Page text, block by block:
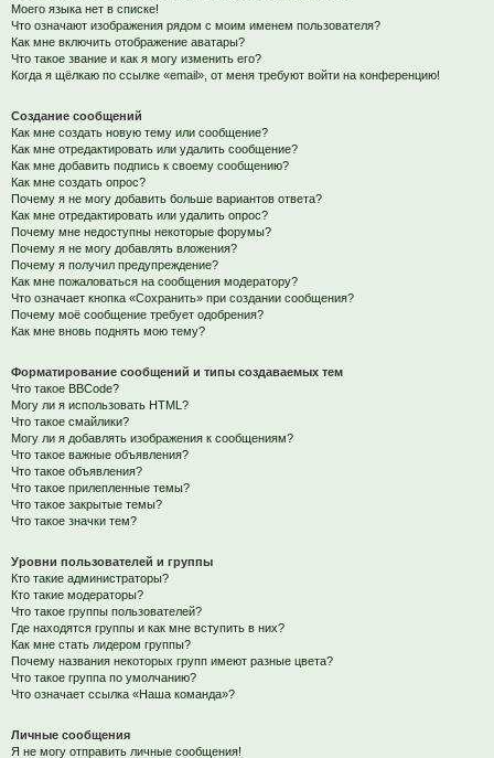
Моего языка нет в списке!
Что означают изображения рядом с моим именем пользователя?
Как мне включить отображение аватары?
Что такое звание и как я могу изменить его?
Когда я щёлкаю по ссылке «email», от меня требуют войти на конференцию!
Создание сообщений
Как мне создать новую тему или сообщение?
Как мне отредактировать или удалить сообщение?
Как мне добавить подпись к своему сообщению?
Как мне создать опрос?
Почему я не могу добавить больше вариантов ответа?
Как мне отредактировать или удалить опрос?
Почему мне недоступны некоторые форумы?
Почему я не могу добавлять вложения?
Почему я получил предупреждение?
Как мне пожаловаться на сообщения модератору?
Что означает кнопка «Сохранить» при создании сообщения?
Почему моё сообщение требует одобрения?
Как мне вновь поднять мою тему?
Форматирование сообщений и типы создаваемых тем
Что такое BBCode?
Могу ли я использовать HTML?
Что такое смайлики?
Могу ли я добавлять изображения к сообщениям?
Что такое важные объявления?
Что такое объявления?
Что такое прилепленные темы?
Что такое закрытые темы?
Что такое значки тем?
Уровни пользователей и группы
Кто такие администраторы?
Кто такие модераторы?
Что такое группы пользователей?
Где находятся группы и как мне вступить в них?
Как мне стать лидером группы?
Почему названия некоторых групп имеют разные цвета?
Что такое группа по умолчанию?
Что означает ссылка «Наша команда»?
Личные сообщения
Я не могу отправить личные сообщения!